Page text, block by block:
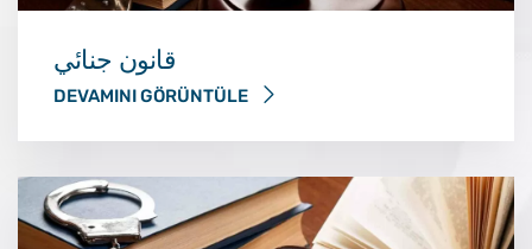
قانون جنائي
DEVAMINI GÖRÜNTÜLE